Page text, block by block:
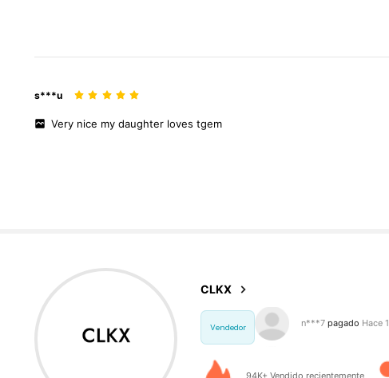
s***u
Very nice mydaughter lovestgem
CLKX
Vendedor m***8seguido hace